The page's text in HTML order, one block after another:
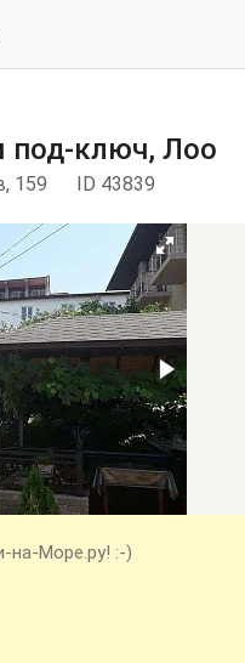
под-ключ, Лоо
159 ID 43839
на-Море.ру! :-)